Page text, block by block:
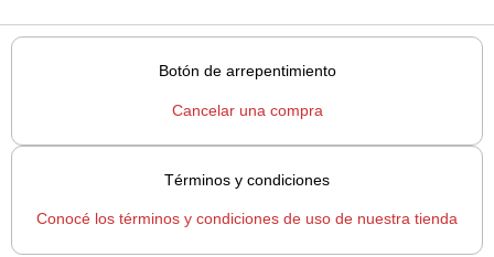
Botón de arrepentimiento
Cancelar una compra
Términos y condiciones
Conocé los términos y condiciones de uso de nuestra tienda